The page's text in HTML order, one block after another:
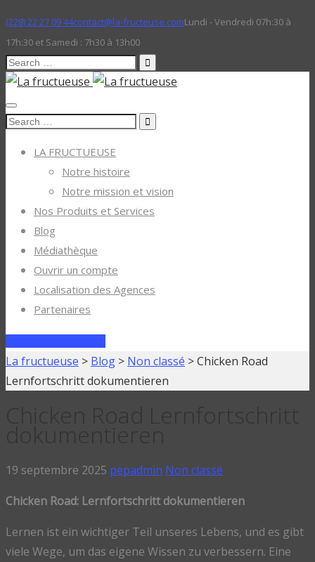
(228) 22 27 09 44contact@la-fructeuse.comLundi - Vendredi 07h:30 à
17h:30 et Samedi : 7h30 à 13h00
Search
for:
Search
LA FRUCTUEUSE
Notre histoire
Notre mission et vision
Nos Produits et Services
Blog
Médiathèque
Ouvrir un compte
Localisation des Agences
Partenaires
La fructueuse > Blog > Non classé >Chicken Road
Lernfortschritt dokumentieren
19 septembre 2025 pepadmin Non classé
Chicken Road: Lernfortschritt dokumentieren
Lernen ist ein wichtiger Teil unseres Lebens, und es gibt
viele Wege, um das eigene Wissen zu verbessern. Eine